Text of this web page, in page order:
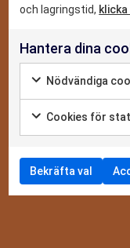
OM
Jag
och lagringstid,
Hantera dina
Nödvändiga
Cookies för
Bekräfta val